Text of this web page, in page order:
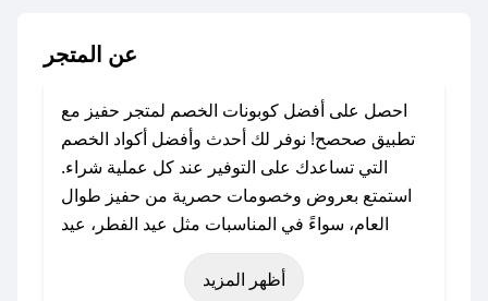
عن المتجر
احصل على أفضل كوبونات الخصم لمتجر حفيز مع
تطبيق صحصح! نوفر لك أحدث وأفضل أكواد الخصم
التي تساعدك على التوفير عند كل عملية شراء.
استمتع بعروض وخصومات حصرية من حفيز طوال
العام، سواءً في المناسبات مثل عيد الفطر، عيد
الأضحى، الجمعة البيضاء (شهر نوفمبر)، رمضان،
اليوم الوطني، يوم التأسيس، أو حتى عروض خاصة
أظهر المزيد